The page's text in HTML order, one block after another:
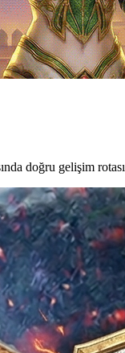
doğru gelişim